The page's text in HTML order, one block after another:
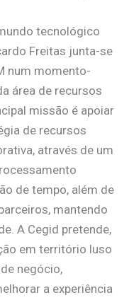
tecnológico
Freitas junta-se
num momento-
área de recursos
missão é apoiar
de recursos
através de um
de tempo, além de
mantendo
A Cegid pretende,
em território luso
negócio,
a experiência